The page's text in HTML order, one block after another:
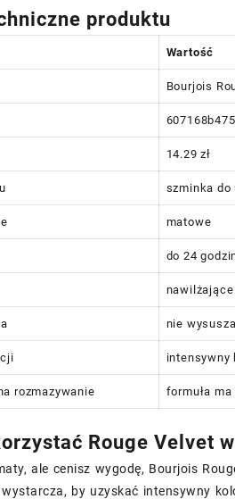
produktu
Wartość
Bourjois
14.29 zł
szminka do
matowe
do 24
nie
intensywny
rozmazywanie formuła
Rouge Velvet
ale cenisz wygodę, Bourjois
wystarcza, by uzyskać intensywny